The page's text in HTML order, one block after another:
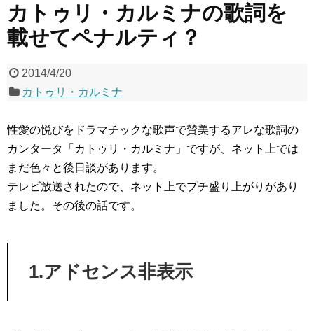
カトゥリ・カルミナの歌詞を
載せてペナルティ？
2014/4/20
カトゥリ・カルミナ
性愛の悦びをドラマチックな歌声で賛美するアレな歌詞の
カンタータ「カトゥリ・カルミナ」ですが、ネット上では
まだ色々と後日談があります。
テレビ放送されたので、ネット上でプチ盛り上がりがあり
ました。その後の話です。
1.アドセンス非表示